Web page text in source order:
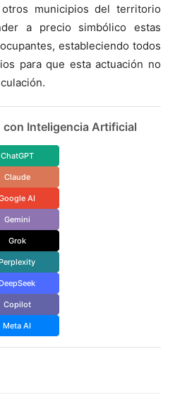
municipios del territorio
a precio simbólico estas
estableciendo todos
para que esta actuación no
Inteligencia Artificial
ChatGPT
Claude
AI
Gemini
Grok
DeepSeek
Copilot
Meta AI